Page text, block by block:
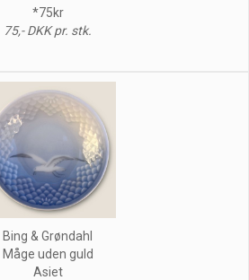
*75kr
75,- DKK pr. stk.
Bing & Grøndahl
Måge uden guld
Asiet